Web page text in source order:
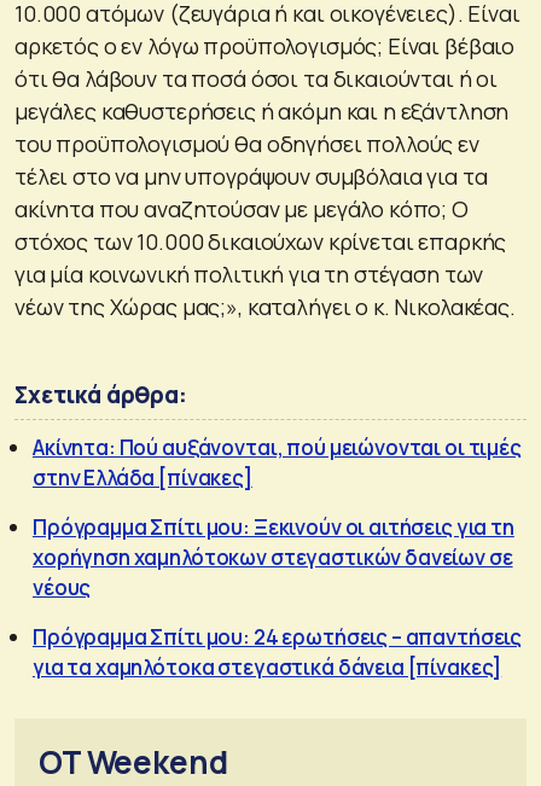
10.000 ατόμων (ζευγάρια ή και οικογένειες). Είναι
αρκετός ο εν λόγω προϋπολογισμός; Είναι βέβαιο
ότι θα λάβουν τα ποσά όσοι τα δικαιούνται ή οι
μεγάλες καθυστερήσεις ή ακόμη και η εξάντληση
του προϋπολογισμού θα οδηγήσει πολλούς εν
τέλει στο να μην υπογράψουν συμβόλαια για τα
ακίνητα που αναζητούσαν με μεγάλο κόπο; Ο
στόχος των 10.000 δικαιούχων κρίνεται επαρκής
για μία κοινωνική πολιτική για τη στέγαση των
νέων της Χώρας μας;», καταλήγει ο κ. Νικολακέας.
Σχετικά άρθρα:
Ακίνητα: Πού αυξάνονται, πού μειώνονται οι τιμές
στην Ελλάδα [πίνακες]
Πρόγραμμα Σπίτι μου: Ξεκινούν οι αιτήσεις για τη
χορήγηση χαμηλότοκων στεγαστικών δανείων σε
νέους
Πρόγραμμα Σπίτι μου: 24 ερωτήσεις – απαντήσεις
για τα χαμηλότοκα στεγαστικά δάνεια [πίνακες]
OT Weekend